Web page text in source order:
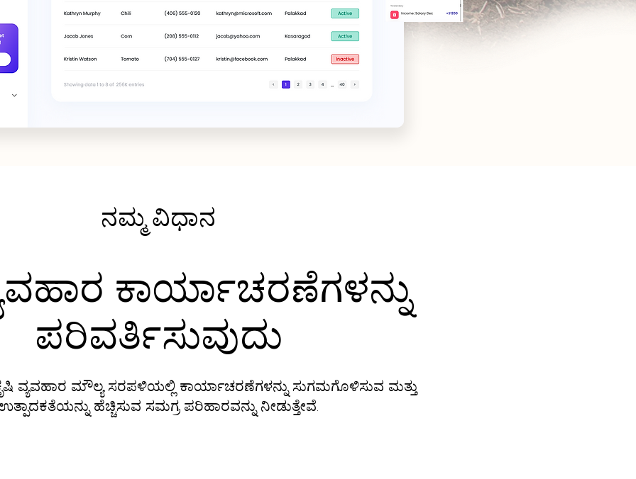
ನಮ್ಮ ವಿಧಾನ
ಕಾರ್ಯಾಚರಣೆಗಳನ್ನು
ಪರಿವರ್ತಿಸುವುದು
ವ್ಯವಹಾರ ಮೌಲ್ಯ ಸರಪಳಿಯಲ್ಲಿ ಕಾರ್ಯಾಚರಣೆಗಳನ್ನು ಸುಗಮಗೊಳಿಸುವ ಮತ್ತು
ಹೆಚ್ಚಿಸುವ ಸಮಗ್ರ ಪರಿಹಾರವನ್ನು ನೀಡುತ್ತೇವೆ.